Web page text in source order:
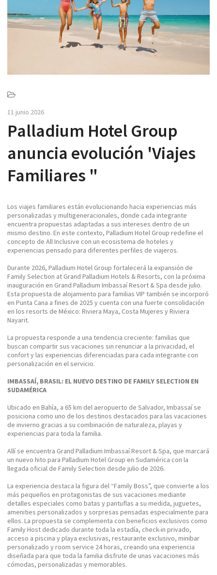
i
g
o
11 junio 2026
Palladium Hotel Group
anuncia evolución 'Viajes
Familiares "
Los viajes familiares están evolucionando hacia experiencias más
personalizadas y multigeneracionales, donde cada integrante
encuentra propuestas adaptadas a sus intereses dentro de un
mismo destino. En este contexto, Palladium Hotel Group redefine el
concepto de All Inclusive con un ecosistema de hoteles y
experiencias pensado para diferentes perfiles de viajeros.
Durante 2026, Palladium Hotel Group fortalecerá la expansión de
Family Selection at Grand Palladium Hotels & Resorts, con la próxima
inauguración en Grand Palladium Imbassaí Resort & Spa desde julio.
Esta propuesta de alojamiento para familias VIP también se incorporó
en Punta Cana a fines de 2025 y cuenta con una fuerte consolidación
en los resorts de México: Riviera Maya, Costa Mujeres y Riviera
Nayarit.
La propuesta responde a una tendencia creciente: familias que
buscan compartir sus vacaciones sin renunciar a la privacidad, el
confort y las experiencias diferenciadas para cada integrante con
personalización en el servicio.
IMBASSAÍ, BRASIL: EL NUEVO DESTINO DE FAMILY SELECTION EN
SUDAMÉRICA
Ubicado en Bahía, a 65 km del aeropuerto de Salvador, Imbassaí se
posiciona como uno de los destinos destacados para las vacaciones
de invierno gracias a su combinación de naturaleza, playas y
experiencias para toda la familia.
Allí se encuentra Grand Palladium Imbassaí Resort & Spa, que marcará
un nuevo hito para Palladium Hotel Group en Sudamérica con la
llegada oficial de Family Selection desde julio de 2026.
La experiencia destaca la figura del “Family Boss”, que convierte a los
más pequeños en protagonistas de sus vacaciones mediante
detalles especiales como batas y pantuflas a su medida, juguetes,
amenities personalizados y sorpresas pensadas especialmente para
ellos. La propuesta se complementa con beneficios exclusivos como
Family Host dedicado durante toda la estadía, check-in privado,
acceso a piscina y playa exclusivas, restaurante exclusivo, minibar
personalizado y room service 24 horas, creando una experiencia
diseñada para que toda la familia disfrute de unas vacaciones más
cómodas, personalizadas y memorables.